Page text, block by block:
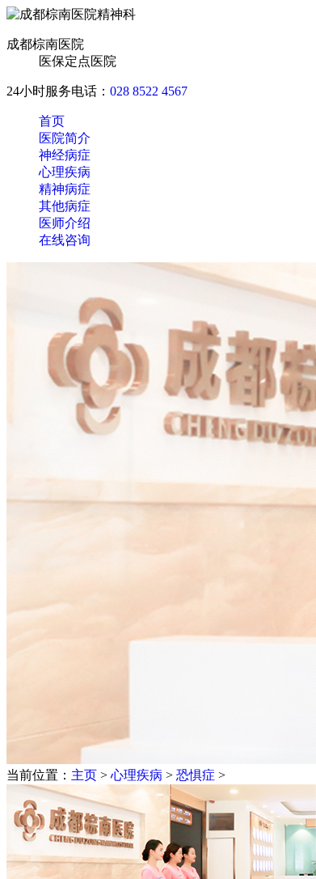
成都棕南医院
医保定点医院
24小时服务电话： 028 8522 4567
首页
医院简介
神经病症
心理疾病
精神病症
其他病症
医师介绍
在线咨询
当前位置： 主页 > 心理疾病 > 恐惧症 >